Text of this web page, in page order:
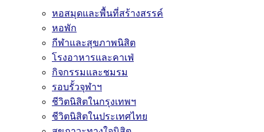
หอสมุดและพื้นที่สร้างสรรค์
หอพัก
กีฬาและสุขภาพนิสิต
โรงอาหารและคาเฟ่
กิจกรรมและชมรม
รอบรั้วจุฬาฯ
ชีวิตนิสิตในกรุงเทพฯ
ชีวิตนิสิตในประเทศไทย